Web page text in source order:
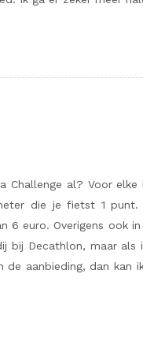
Challenge al? Voor
die je fietst 1
6 euro. Overigens ook
bij Decathlon, maar als
de aanbieding, dan